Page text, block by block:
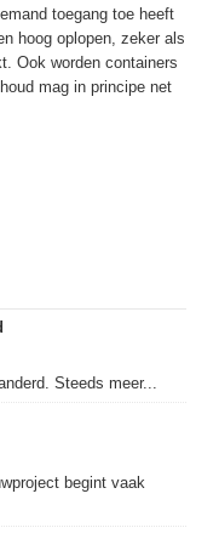
toegang toe heeft
hoog oplopen, zeker als
Ook worden containers
mag in principe net
Steeds meer...
begint vaak